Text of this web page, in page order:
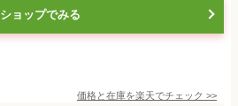
ショップでみる
価格と在庫を楽天でチェック >>